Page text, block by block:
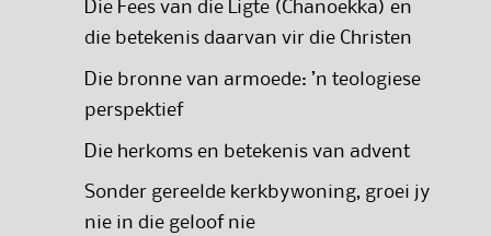
Die Fees van die Ligte (Chanoekka) en
die betekenis daarvan vir die Christen
Die bronne van armoede: ’n teologiese
perspektief
Die herkoms en betekenis van advent
Sonder gereelde kerkbywoning, groei jy
nie in die geloof nie